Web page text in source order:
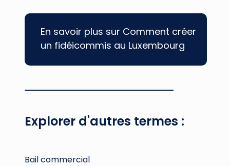
En savoir plus sur Comment créer
un fidéicommis au Luxembourg
Bail commercial
Explorer d'autres termes :